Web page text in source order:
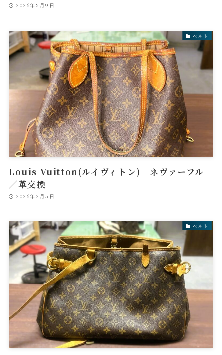
2026年5月9日
ベルト
Louis Vuitton(ルイヴィトン) ネヴァーフル
／革交換
2026年2月5日
ベルト